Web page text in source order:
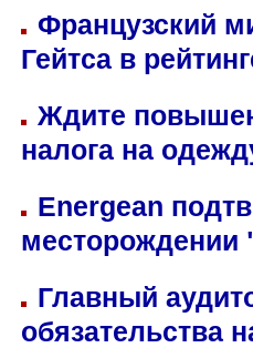
Французский
Гейтса в
Ждите
налога на
Energean
Главный
обязательства